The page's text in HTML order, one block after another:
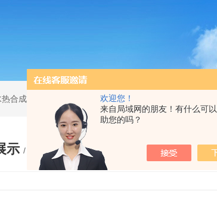
欢迎您！
来自局域网的朋友！有什么可
助您的吗？
合成反应釜,聚四氟乙烯水热合成反应釜,高压消解罐
示 / PRODUCTS